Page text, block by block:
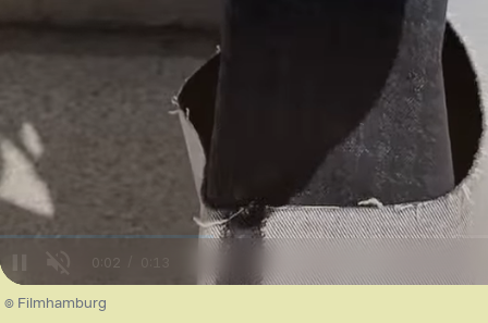
Unmute
© Filmhamburg